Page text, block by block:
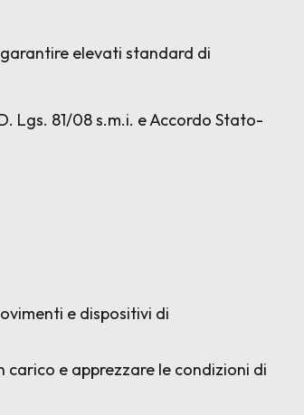
elevati standard di
Lgs. 81/08 s.m.i. e Accordo Stato-
e dispositivi di
e apprezzare le condizioni di